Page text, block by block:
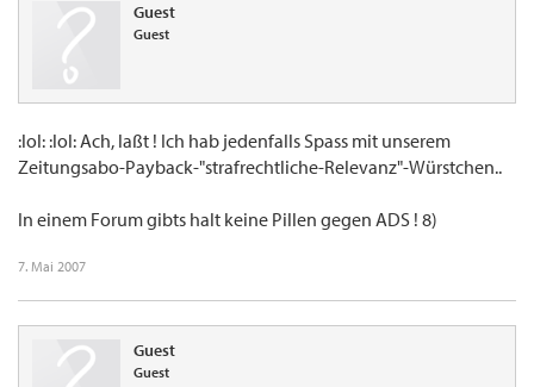
Guest
Guest
:lol: :lol: Ach, laßt ! Ich hab jedenfalls Spass mit unserem
Zeitungsabo-Payback-"strafrechtliche-Relevanz"-Würstchen..
In einem Forum gibts halt keine Pillen gegen ADS ! 8)
7. Mai 2007
Guest
Guest